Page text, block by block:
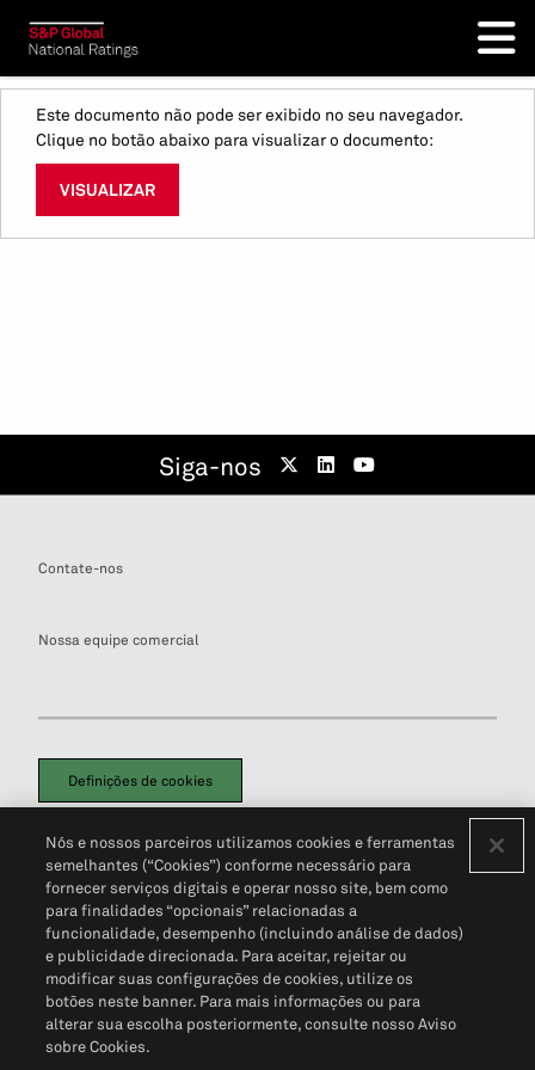
Este documento não pode ser exibido no seu navegador.
Clique no botão abaixo para visualizar o documento:
VISUALIZAR
Siga-nos
Contate-nos
Nossa equipe comercial
Definições de cookies
Política de PrivacidadePortal de privacidade do cliente (em inglês)
Não Venda Minhas Informações Pessoais© 2026 S&P Global
Nós e nossos parceiros utilizamos cookies e ferramentas
semelhantes (“Cookies”) conforme necessário para
fornecer serviços digitais e operar nosso site, bem como
para finalidades “opcionais” relacionadas a
funcionalidade, desempenho (incluindo análise de dados)
e publicidade direcionada. Para aceitar, rejeitar ou
modificar suas configurações de cookies, utilize os
botões neste banner. Para mais informações ou para
alterar sua escolha posteriormente, consulte nosso Aviso
sobre Cookies.